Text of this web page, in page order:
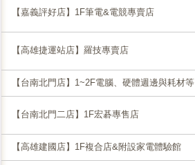
【嘉義評好店】1F筆電&電競專賣店
【高雄捷運站店】羅技專賣店
【台南北門店】1~2F電腦、硬體週邊與耗材等
【台南北門二店】1F宏碁專售店
【高雄建國店】1F複合店&附設家電體驗館